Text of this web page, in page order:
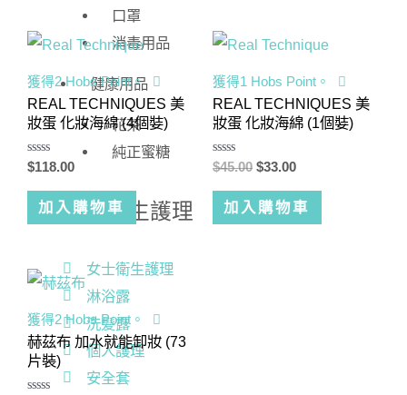
口罩
消毒用品
健康用品
花茶
純正蜜糖
女士衛生護理
女士衛生護理
淋浴露
洗髪露
個人護理
安全套
獲得2 Hobs Point。
REAL TECHNIQUES 美
妝蛋 化妝海綿 (4個娤)
評
分
0
滿
分
5
$118.00
加入購物車
獲得1 Hobs Point。
REAL TECHNIQUES 美
妝蛋 化妝海綿 (1個娤)
評
0
滿
分
5
$45.00 $33.00
加入購物車
獲得2 Hobs Point。
赫茲布 加水就能卸妝 (73
片裝)